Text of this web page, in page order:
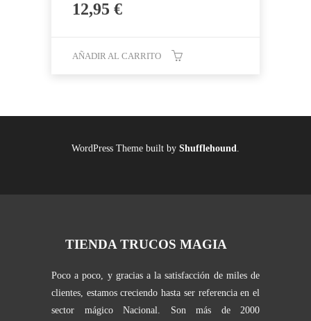
12,95 €
AÑADIR AL CARRITO
WordPress Theme built by Shufflehound
TIENDA TRUCOS MAGIA
Poco a poco, y gracias a la satisfacción de miles de
clientes, estamos creciendo hasta ser referencia en el
sector mágico Nacional. Son más de 2000